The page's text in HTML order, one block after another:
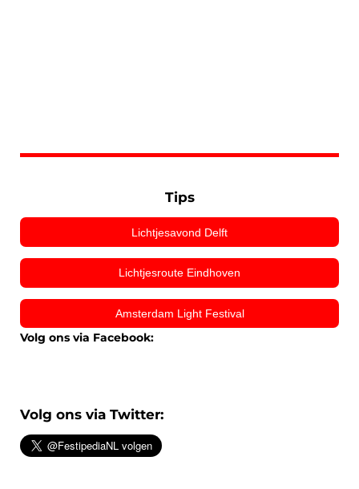
Tips
Lichtjesavond Delft
Lichtjesroute Eindhoven
Amsterdam Light Festival
Volg ons via Facebook:
Volg ons via Twitter: